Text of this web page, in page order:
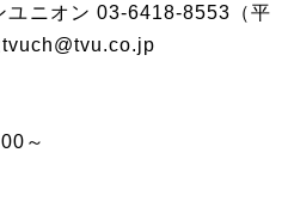
ユニオン 03-6418-8553（平
～